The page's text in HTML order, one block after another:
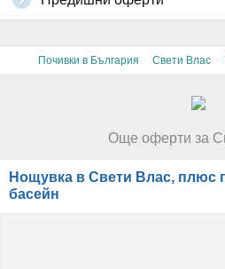
Почивки в България · Свети Влас ·
Още оферти за
Нощувка в Свети Влас, плюс
басейн